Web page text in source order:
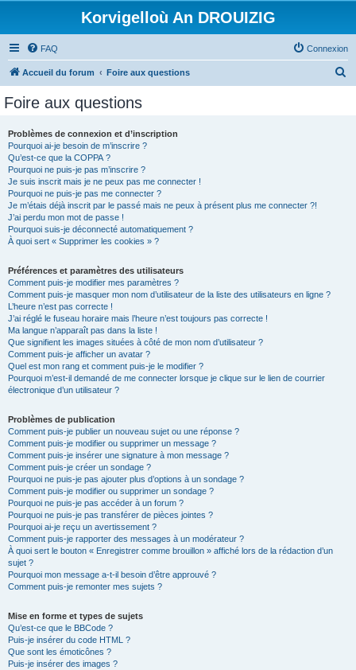
Korvigelloù An DROUIZIG
FAQ Connexion
Accueil du forum Foire aux questions
Foire aux questions
Problèmes de connexion et d’inscription
Pourquoi ai-je besoin de m’inscrire ?
Qu’est-ce que la COPPA ?
Pourquoi ne puis-je pas m’inscrire ?
Je suis inscrit mais je ne peux pas me connecter !
Pourquoi ne puis-je pas me connecter ?
Je m’étais déjà inscrit par le passé mais ne peux à présent plus me connecter ?!
J’ai perdu mon mot de passe !
Pourquoi suis-je déconnecté automatiquement ?
À quoi sert « Supprimer les cookies » ?
Préférences et paramètres des utilisateurs
Comment puis-je modifier mes paramètres ?
Comment puis-je masquer mon nom d’utilisateur de la liste des utilisateurs en ligne ?
L’heure n’est pas correcte !
J’ai réglé le fuseau horaire mais l’heure n’est toujours pas correcte !
Ma langue n’apparaît pas dans la liste !
Que signifient les images situées à côté de mon nom d’utilisateur ?
Comment puis-je afficher un avatar ?
Quel est mon rang et comment puis-je le modifier ?
Pourquoi m’est-il demandé de me connecter lorsque je clique sur le lien de courrier
électronique d’un utilisateur ?
Problèmes de publication
Comment puis-je publier un nouveau sujet ou une réponse ?
Comment puis-je modifier ou supprimer un message ?
Comment puis-je insérer une signature à mon message ?
Comment puis-je créer un sondage ?
Pourquoi ne puis-je pas ajouter plus d’options à un sondage ?
Comment puis-je modifier ou supprimer un sondage ?
Pourquoi ne puis-je pas accéder à un forum ?
Pourquoi ne puis-je pas transférer de pièces jointes ?
Pourquoi ai-je reçu un avertissement ?
Comment puis-je rapporter des messages à un modérateur ?
À quoi sert le bouton « Enregistrer comme brouillon » affiché lors de la rédaction d’un
sujet ?
Pourquoi mon message a-t-il besoin d’être approuvé ?
Comment puis-je remonter mes sujets ?
Mise en forme et types de sujets
Qu’est-ce que le BBCode ?
Puis-je insérer du code HTML ?
Que sont les émoticônes ?
Puis-je insérer des images ?